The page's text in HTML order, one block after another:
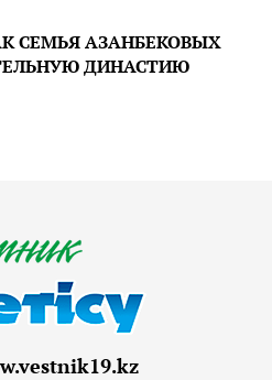
СЕМЬЯ АЗАНБЕКОВЫХ
ДИНАСТИЮ